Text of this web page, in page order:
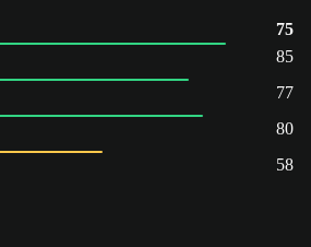
75
85
77
80
58